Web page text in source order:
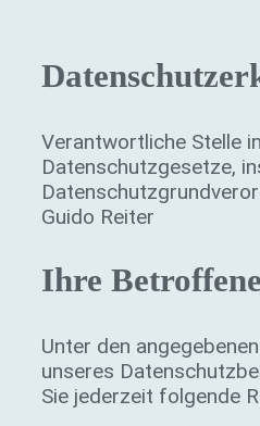
Verantwortliche Stelle
Datenschutzgesetze,
Guido Reiter
Ihre
Unter den
unseres
Sie jederzeit folgende